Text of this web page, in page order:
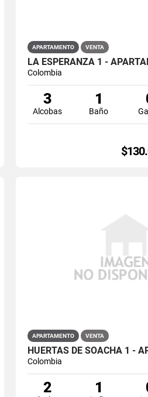
APARTAMENTO VENTA
Colombia
3
Alcobas
1
Baño
APARTAMENTO VENTA
Colombia
2 1